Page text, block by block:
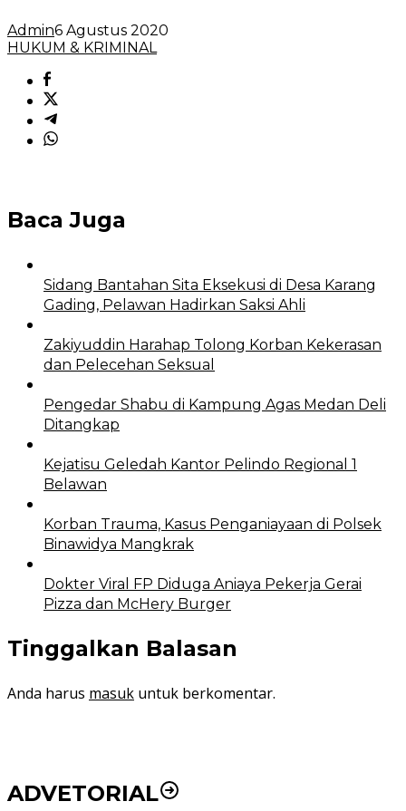
Admin6 Agustus 2020
HUKUM & KRIMINAL
Baca Juga
Sidang Bantahan Sita Eksekusi di Desa Karang
Gading, Pelawan Hadirkan Saksi Ahli
Zakiyuddin Harahap Tolong Korban Kekerasan
dan Pelecehan Seksual
Pengedar Shabu di Kampung Agas Medan Deli
Ditangkap
Kejatisu Geledah Kantor Pelindo Regional 1
Belawan
Korban Trauma, Kasus Penganiayaan di Polsek
Binawidya Mangkrak
Dokter Viral FP Diduga Aniaya Pekerja Gerai
Pizza dan McHery Burger
Tinggalkan Balasan
Anda harus masuk untuk berkomentar.
ADVETORIAL